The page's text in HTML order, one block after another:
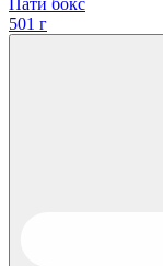
501 г